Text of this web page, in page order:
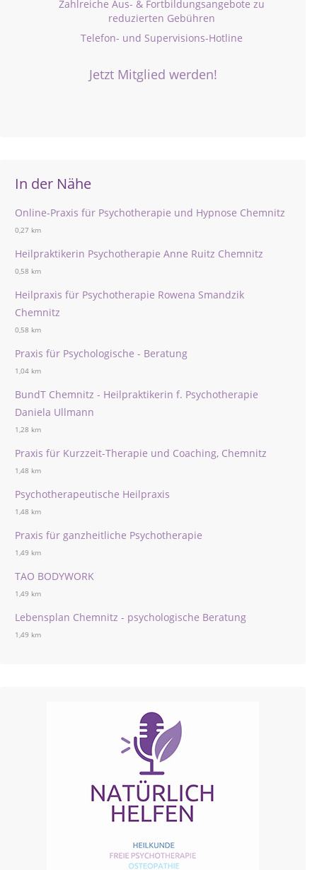
Zahlreiche Aus- & Fortbildungsangebote zu
reduzierten Gebühren
Telefon- und Supervisions-Hotline
Jetzt Mitglied werden!
In der Nähe
Online-Praxis für Psychotherapie und Hypnose Chemnitz
0,27 km
Heilpraktikerin Psychotherapie Anne Ruitz Chemnitz
0,58 km
Heilpraxis für Psychotherapie Rowena Smandzik
Chemnitz
0,58 km
Praxis für Psychologische - Beratung
1,04 km
BundT Chemnitz - Heilpraktikerin f. Psychotherapie
Daniela Ullmann
1,28 km
Praxis für Kurzzeit-Therapie und Coaching, Chemnitz
1,48 km
Psychotherapeutische Heilpraxis
1,48 km
Praxis für ganzheitliche Psychotherapie
1,49 km
TAO BODYWORK
1,49 km
Lebensplan Chemnitz - psychologische Beratung
1,49 km